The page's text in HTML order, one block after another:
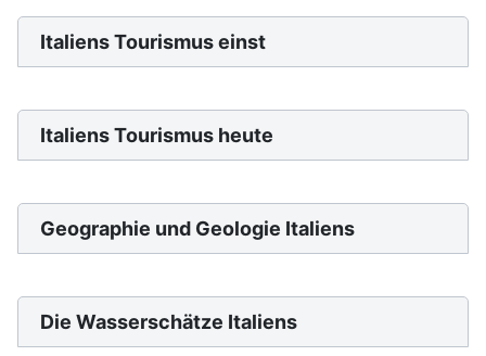
Italiens Tourismus einst
Italiens Tourismus heute
Geographie und Geologie Italiens
Die Wasserschätze Italiens